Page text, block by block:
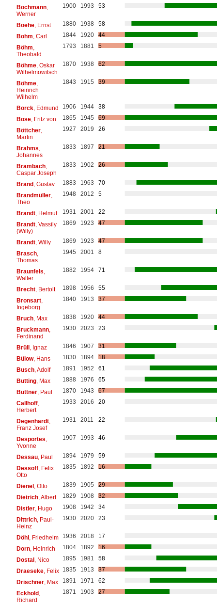
Bochmann,
Werner
1900 1993 53
Boehe, Ernst 1880 1938
58
Bohm , Carl 1844 1920
44
Böhm
Theobald
1793 1881 5
Böhme, Oskar
Wilhelmowitsch
1870 1938 62
Böhme,
Heinrich
Wilhelm
1843 1915 39
Borck, Edmund 1906 1944
38
Bose, Fritz von 1865 1945
69
Böttcher,
Martin
1927 2019 26
Brahms
Johannes
1833 1897 21
Brambach,
Caspar Joseph
1833 1902 26
Brand, Gustav 1883 1963
70
Brandmüller,
Theo
1948 2012 5
Brandt, Helmut 1931 2001
22
Brandt, Vassily
(Willy)
1869 1923 47
Brandt, Willy 1869 1923
47
Brasch,
Thomas
1945 2001 8
Braunfels
Walter
1882 1954 71
Brecht, Bertolt 1898 1956
55
Bronsart,
Ingeborg
1840 1913 37
Bruch, Max 1838 1920
44
Bruckmann,
Ferdinand
1930 2023 23
Brüll, Ignaz 1846 1907
31
Bülow, Hans 1830 1894
18
Busch, Adolf 1891 1952
61
Butting, Max 1888 1976
65
Büttner, Paul 1870 1943
67
Callhoff,
Herbert
1933 2016 20
Degenhardt,
Franz Josef
1931 2011 22
Desportes
Yvonne
1907 1993 46
Dessau, Paul 1894 1979
59
Dessoff, Felix
Otto
1835 1892 16
Dienel, Otto 1839 1905
29
Dietrich, Albert 1829 1908
32
Distler, Hugo 1908 1942
34
Dittrich, Paul-
Heinz
1930 2020 23
Döhl, Friedhelm 1936 2018
17
Dorn, Heinrich 1804 1892
16
Dostal, Nico 1895 1981
58
Draeseke, Felix 1835 1913
37
Drischner, Max 1891 1971
62
Eckhold,
Richard
1871 1903 27